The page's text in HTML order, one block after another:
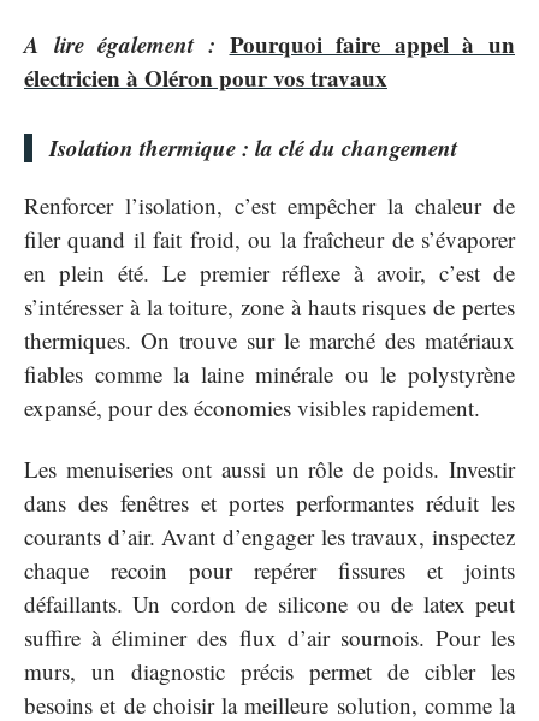
A lire également : Pourquoi faire appel à un
électricien à Oléron pour vos travaux
Isolation thermique : la clé du changement
Renforcer l’isolation, c’est empêcher la chaleur de
filer quand il fait froid, ou la fraîcheur de s’évaporer
en plein été. Le premier réflexe à avoir, c’est de
s’intéresser à la toiture, zone à hauts risques de pertes
thermiques. On trouve sur le marché des matériaux
fiables comme la laine minérale ou le polystyrène
expansé, pour des économies visibles rapidement.
Les menuiseries ont aussi un rôle de poids. Investir
dans des fenêtres et portes performantes réduit les
courants d’air. Avant d’engager les travaux, inspectez
chaque recoin pour repérer fissures et joints
défaillants. Un cordon de silicone ou de latex peut
suffire à éliminer des flux d’air sournois. Pour les
murs, un diagnostic précis permet de cibler les
besoins et de choisir la meilleure solution, comme la